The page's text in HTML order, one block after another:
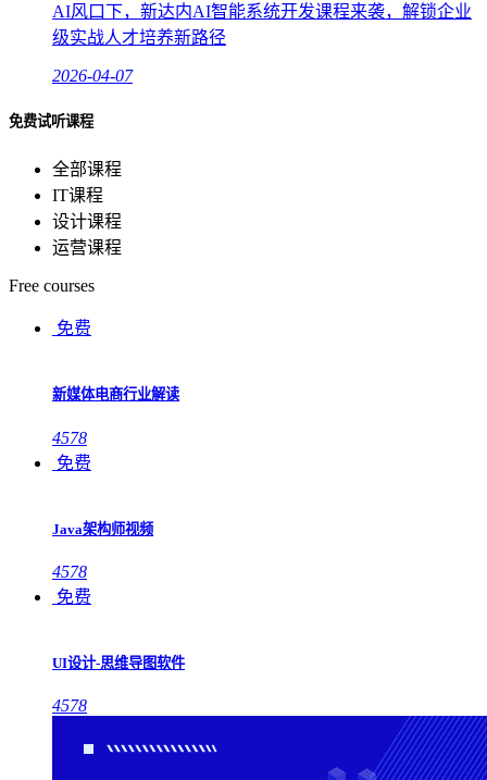
AI风口下，新达内AI智能系统开发课程来袭，解锁企业
级实战人才培养新路径
2026-04-07
免费试听课程
全部课程
IT课程
设计课程
运营课程
Free courses
免费
新媒体电商行业解读
4578
免费
Java架构师视频
4578
免费
UI设计-思维导图软件
4578